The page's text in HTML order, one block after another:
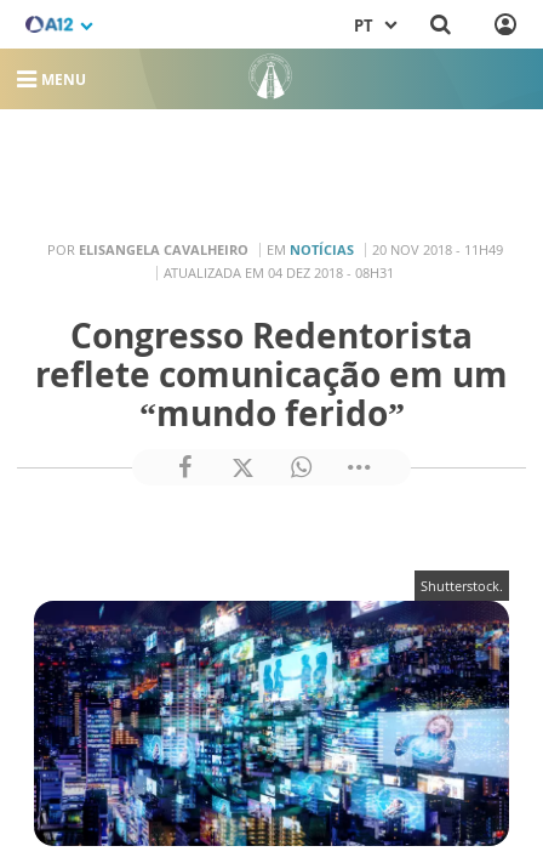
PT
MENU
POR ELISANGELA CAVALHEIRO EM NOTÍCIAS
20 NOV 2018 - 11H49
ATUALIZADA EM 04 DEZ 2018 - 08H31
Congresso Redentorista
reflete comunicação em um
“mundo ferido”
Shutterstock.